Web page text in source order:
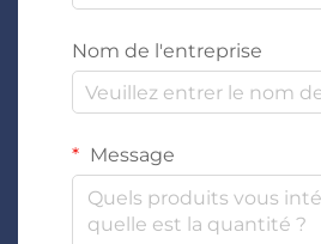
Nom de l'entreprise
Message